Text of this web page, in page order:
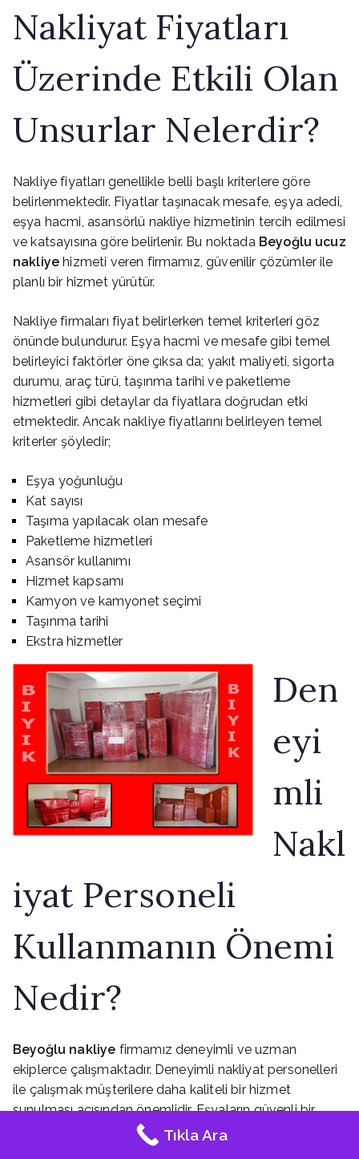
Nakliyat Fiyatları
Üzerinde Etkili Olan
Unsurlar Nelerdir?
Nakliye fiyatları genellikle belli başlı kriterlere göre
belirlenmektedir. Fiyatlar taşınacak mesafe, eşya adedi,
eşya hacmi, asansörlü nakliye hizmetinin tercih edilmesi
ve katsayısına göre belirlenir. Bu noktada Beyoğlu ucuz
nakliye hizmeti veren firmamız, güvenilir çözümler ile
planlı bir hizmet yürütür.
Nakliye firmaları fiyat belirlerken temel kriterleri göz
önünde bulundurur. Eşya hacmi ve mesafe gibi temel
belirleyici faktörler öne çıksa da; yakıt maliyeti, sigorta
durumu, araç türü, taşınma tarihi ve paketleme
hizmetleri gibi detaylar da fiyatlara doğrudan etki
etmektedir. Ancak nakliye fiyatlarını belirleyen temel
kriterler şöyledir;
Eşya yoğunluğu
Kat sayısı
Taşıma yapılacak olan mesafe
Paketleme hizmetleri
Asansör kullanımı
Hizmet kapsamı
Kamyon ve kamyonet seçimi
Taşınma tarihi
Ekstra hizmetler
Den
eyi
mli
Nakl
iyat Personeli
Kullanmanın Önemi
Nedir?
Beyoğlu nakliye firmamız deneyimli ve uzman
ekiplerce çalışmaktadır. Deneyimli nakliyat personelleri
ile çalışmak müşterilere daha kaliteli bir hizmet
sunulması açısından önemlidir. Eşyaların güvenli bir
şekilde taşınması ve nakliyat süreçlerinin
kolaylaştırılması açısından personel seçimi kilit nokta
Tıkla Ara